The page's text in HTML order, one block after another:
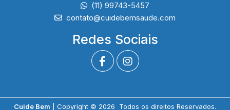
(11) 99743-5457
contato@cuidebemsaude.com
Redes Sociais
Cuide Bem | Copyright © 2026 Todos os direitos Reservados.